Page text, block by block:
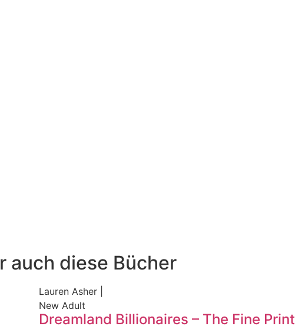
auch diese Bücher
Lauren Asher |
New Adult
Dreamland Billionaires – The Fine Print